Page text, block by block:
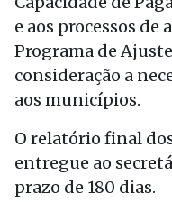
e aos processos de
Programa de
consideração a
aos municípios.
O relatório final
entregue ao
prazo de 180 dias.